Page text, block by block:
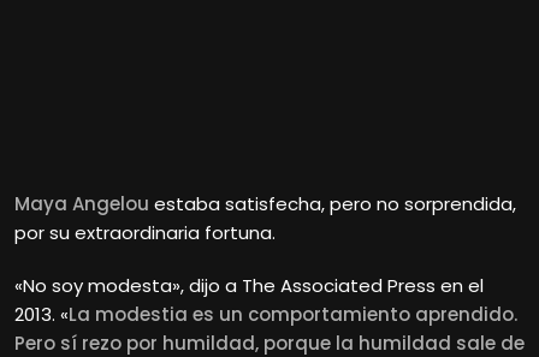
Maya Angelou estaba satisfecha, pero no sorprendida,
por su extraordinaria fortuna.
«No soy modesta», dijo a The Associated Press en el
2013. «La modestia es un comportamiento aprendido.
Pero sí rezo por humildad, porque la humildad sale de